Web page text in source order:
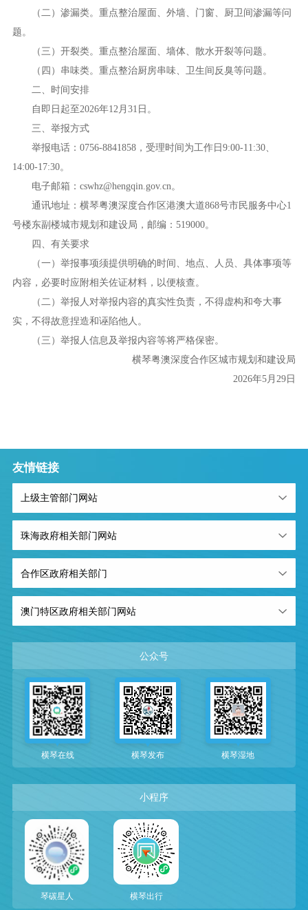
（二）渗漏类。重点整治屋面、外墙、门窗、厨卫间渗漏等问
题。
（三）开裂类。重点整治屋面、墙体、散水开裂等问题。
（四）串味类。重点整治厨房串味、卫生间反臭等问题。
二、时间安排
自即日起至2026年12月31日。
三、举报方式
举报电话：0756-8841858，受理时间为工作日9:00-11:30、
14:00-17:30。
电子邮箱：cswhz@hengqin.gov.cn。
通讯地址：横琴粤澳深度合作区港澳大道868号市民服务中心1
号楼东副楼城市规划和建设局，邮编：519000。
四、有关要求
（一）举报事项须提供明确的时间、地点、人员、具体事项等
内容，必要时应附相关佐证材料，以便核查。
（二）举报人对举报内容的真实性负责，不得虚构和夸大事
实，不得故意捏造和诬陷他人。
（三）举报人信息及举报内容等将严格保密。
横琴粤澳深度合作区城市规划和建设局
2026年5月29日
友情链接
上级主管部门网站
珠海政府相关部门网站
合作区政府相关部门
澳门特区政府相关部门网站
公众号
横琴在线 横琴发布 横琴湿地
小程序
琴碳星人 横琴出行